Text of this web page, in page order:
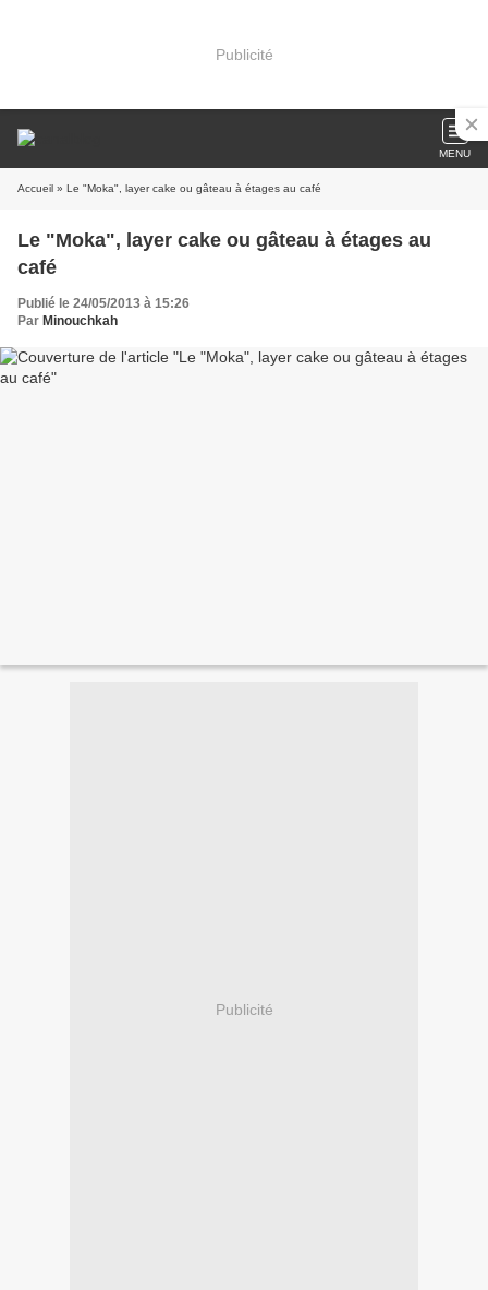
Publicité
MENU
Accueil » Le "Moka", layer cake ou gâteau à étages au café
Le "Moka", layer cake ou gâteau à étages au
café
Publié le 24/05/2013 à 15:26
Par Minouchkah
Publicité